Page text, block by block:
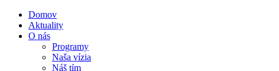
Domov
Aktuality
O nás
Programy
Naša vízia
Náš tím